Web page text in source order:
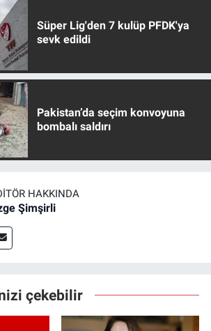
Süper Lig'den 7 kulüp PFDK'ya
sevk edildi
Pakistan’da seçim konvoyuna
bombalı saldırı
HAKKINDA
Şimşirli
çekebilir